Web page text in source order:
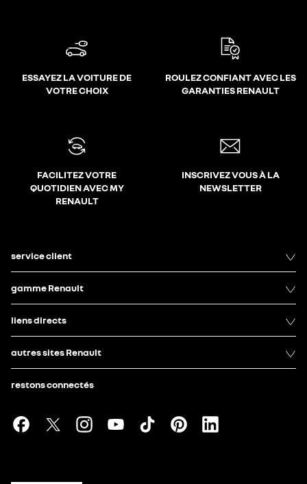
ESSAYEZ LA VOITURE DE
VOTRE CHOIX
ROULEZ CONFIANT AVEC LES
GARANTIES RENAULT
FACILITEZ VOTRE
QUOTIDIEN AVEC MY
RENAULT
INSCRIVEZ VOUS À LA
NEWSLETTER
service client
gamme Renault
liens directs
autres sites Renault
restons connectés